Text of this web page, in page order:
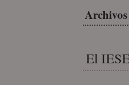
Archivos
El